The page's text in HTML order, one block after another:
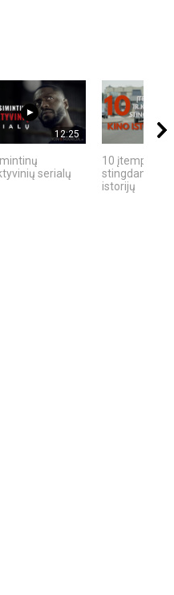
12:25
serialų
10 įtemptų,
stingdančių
istorijų